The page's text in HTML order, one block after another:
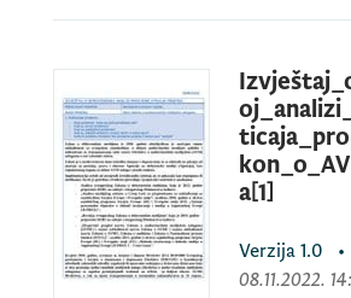
Nacrta zakona o
Javna rasprava će trajati 40
objavljivanja javnog poziva.
Takođe vas ovim putem
a[1]
Verzija 1.0 •
08.11.2022.